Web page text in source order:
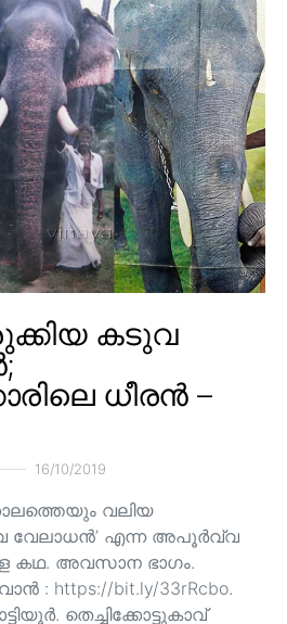
കടുവ
ധീരൻ –
16/10/2019
വലിയ
വേലാധൻ’ എന്ന അപൂർവ്വ
കഥ. അവസാന ഭാഗം.
: https://bit.ly/33rRcbo.
തെച്ചിക്കോട്ടുകാവ്